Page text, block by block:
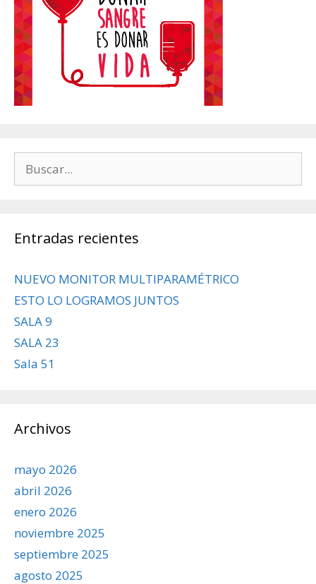
Entradas recientes
NUEVO MONITOR MULTIPARAMÉTRICO
ESTO LO LOGRAMOS JUNTOS
SALA 9
SALA 23
Sala 51
Archivos
mayo 2026
abril 2026
enero 2026
noviembre 2025
septiembre 2025
agosto 2025